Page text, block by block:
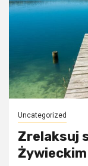
Uncategorized
Zrelaksuj